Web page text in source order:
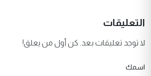
التعليقات
لا توجد تعليقات بعد. كن أول من يعلق!
اسمك